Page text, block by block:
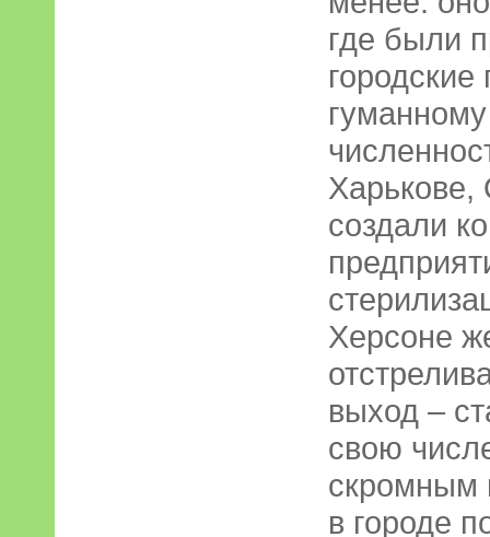
где были
создали
Херсоне
выход –
свою
скромным
в городе